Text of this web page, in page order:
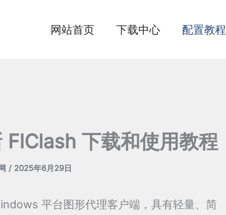
网站首页 下载中心 配置教程
下载和使用教程
/ 2025年6月29日
平台图形代理客户端，具有轻量、简